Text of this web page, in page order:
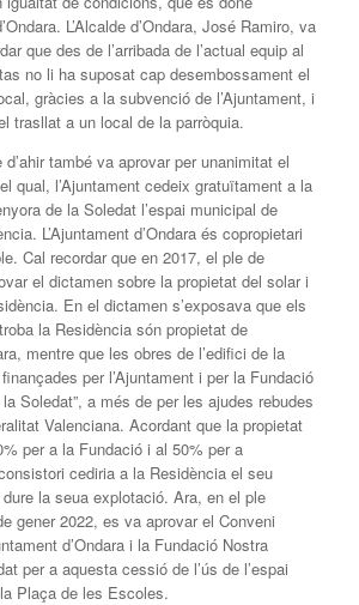
L’Alcalde d’Ondara, José Ramiro, va
que des de l’arribada de l’actual equip al
no li ha suposat cap desembossament el
gràcies a la subvenció de l’Ajuntament, i
trasllat a un local de la parròquia.
d’ahir també va aprovar per unanimitat el
qual, l’Ajuntament cedeix gratuïtament a la
de la Soledat l’espai municipal de
L’Ajuntament d’Ondara és copropietari
Cal recordar que en 2017, el ple de
el dictamen sobre la propietat del solar i
En el dictamen s’exposava que els
la Residència són propietat de
mentre que les obres de l’edifici de la
per l’Ajuntament i per la Fundació
Soledat”, a més de per les ajudes rebudes
Valenciana. Acordant que la propietat
per a la Fundació i al 50% per a
cediria a la Residència el seu
la seua explotació. Ara, en el ple
gener 2022, es va aprovar el Conveni
d’Ondara i la Fundació Nostra
per a aquesta cessió de l’ús de l’espai
Plaça de les Escoles.